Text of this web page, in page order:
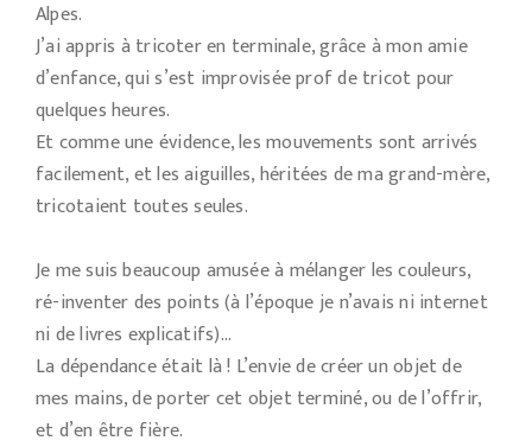
Alpes.
J’ai appris à tricoter en terminale, grâce à mon amie
d’enfance, qui s’est improvisée prof de tricot pour
quelques heures.
Et comme une évidence, les mouvements sont arrivés
facilement, et les aiguilles, héritées de ma grand-mère,
tricotaient toutes seules.
Je me suis beaucoup amusée à mélanger les couleurs,
ré-inventer des points (à l’époque je n’avais ni internet
ni de livres explicatifs)…
La dépendance était là ! L’envie de créer un objet de
mes mains, de porter cet objet terminé, ou de l’offrir,
et d’en être fière.